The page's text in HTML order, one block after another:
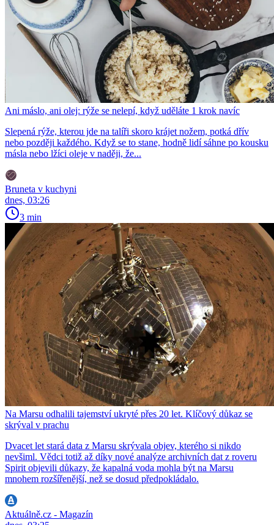
Ani máslo, ani olej: rýže se nelepí, když uděláte 1 krok navíc
Slepená rýže, kterou jde na talíři skoro krájet nožem, potká dřív
nebo později každého. Když se to stane, hodně lidí sáhne po kousku
másla nebo lžíci oleje v naději, že...
Bruneta v kuchyni
dnes, 03:26
3 min
Na Marsu odhalili tajemství ukryté přes 20 let. Klíčový důkaz se
skrýval v prachu
Dvacet let stará data z Marsu skrývala objev, kterého si nikdo
nevšiml. Vědci totiž až díky nové analýze archivních dat z roveru
Spirit objevili důkazy, že kapalná voda mohla být na Marsu
mnohem rozšířenější, než se dosud předpokládalo.
Aktuálně.cz - Magazín